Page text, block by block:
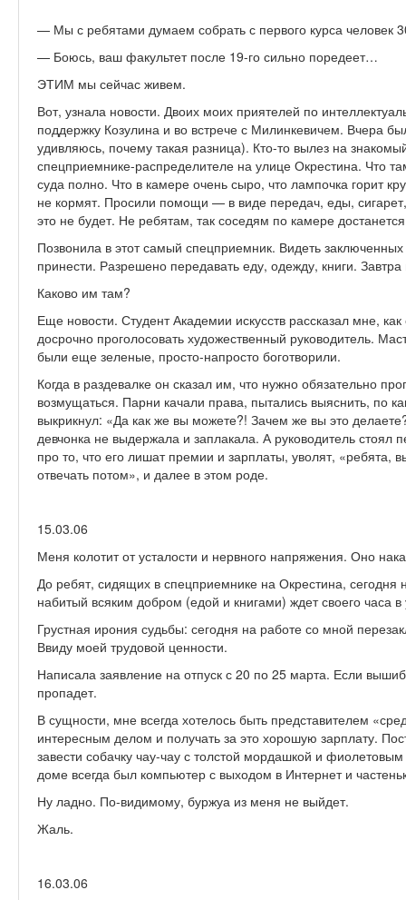
— Мы с ребятами думаем собрать с первого курса человек
— Боюсь, ваш факультет после 19-го сильно поредеет…
ЭТИМ мы сейчас живем.
Вот, узнала новости. Двоих моих приятелей по
поддержку Козулина и во встрече с Милинкевичем. Вчера
удивляюсь, почему такая разница). Кто-то вылез на
спецприемнике-распределителе на улице Окрестина. Что
суда полно. Что в камере очень сыро, что лампочка горит
не кормят. Просили помощи — в виде передач, еды,
это не будет. Не ребятам, так соседям по камере
Позвонила в этот самый спецприемник. Видеть
принести. Разрешено передавать еду, одежду, книги.
Каково им там?
Еще новости. Студент Академии искусств рассказал мне, как
досрочно проголосовать художественный руководитель.
были еще зеленые, просто-напросто боготворили.
Когда в раздевалке он сказал им, что нужно обязательно
возмущаться. Парни качали права, пытались выяснить, по
выкрикнул: «Да как же вы можете?! Зачем же вы это
девчонка не выдержала и заплакала. А руководитель
про то, что его лишат премии и зарплаты, уволят,
отвечать потом», и далее в этом роде.
15.03.06
Меня колотит от усталости и нервного напряжения. Оно
До ребят, сидящих в спецприемнике на Окрестина, сегодня
набитый всяким добром (едой и книгами) ждет своего часа в
Грустная ирония судьбы: сегодня на работе со мной
Ввиду моей трудовой ценности.
Написала заявление на отпуск с 20 по 25 марта. Если
пропадет.
В сущности, мне всегда хотелось быть представителем
интересным делом и получать за это хорошую зарплату.
завести собачку чау-чау с толстой мордашкой и
доме всегда был компьютер с выходом в Интернет и
Ну ладно. По-видимому, буржуа из меня не выйдет.
Жаль.
16.03.06